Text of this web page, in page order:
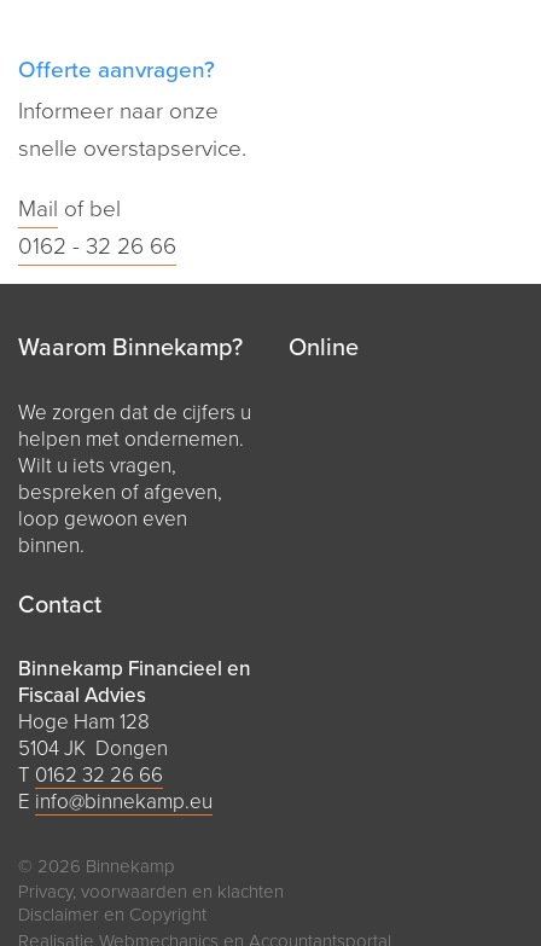
Offerte aanvragen?
Informeer naar onze
snelle overstapservice.
Mail of bel
0162 - 32 26 66
Waarom Binnekamp?
We zorgen dat de cijfers u
helpen met ondernemen.
Wilt u iets vragen,
bespreken of afgeven,
loop gewoon even
binnen.
Online
Contact
Binnekamp Financieel en
Fiscaal Advies
Hoge Ham 128
5104 JK Dongen
T 0162 32 26 66
E info@binnekamp.eu
© 2026 Binnekamp
Privacy, voorwaarden en klachten
Disclaimer en Copyright